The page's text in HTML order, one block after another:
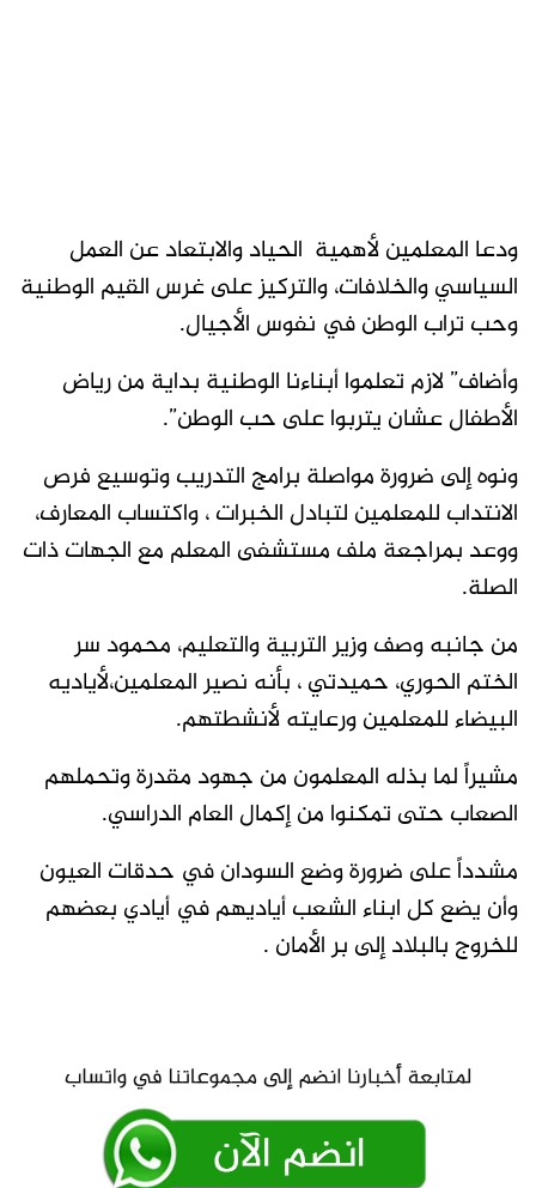
ودعا المعلمين لأهمية الحياد والابتعاد عن العمل
السياسي والخلافات، والتركيز على غرس القيم الوطنية
وحب تراب الوطن في نفوس الأجيال.
وأضاف” لازم تعلموا أبناءنا الوطنية بداية من رياض
الأطفال عشان يتربوا على حب الوطن”.
ونوه إلى ضرورة مواصلة برامج التدريب وتوسيع فرص
الانتداب للمعلمين لتبادل الخبرات ، واكتساب المعارف،
ووعد بمراجعة ملف مستشفى المعلم مع الجهات ذات
الصلة.
من جانبه وصف وزير التربية والتعليم، محمود سر
الختم الحوري، حميدتي ، بأنه نصير المعلمين،لأياديه
البيضاء للمعلمين ورعايته لأنشطتهم.
مشيراً لما بذله المعلمون من جهود مقدرة وتحملهم
الصعاب حتى تمكنوا من إكمال العام الدراسي.
مشدداً على ضرورة وضع السودان في حدقات العيون
وأن يضع كل ابناء الشعب أياديهم في أيادي بعضهم
للخروج بالبلاد إلى بر الأمان .